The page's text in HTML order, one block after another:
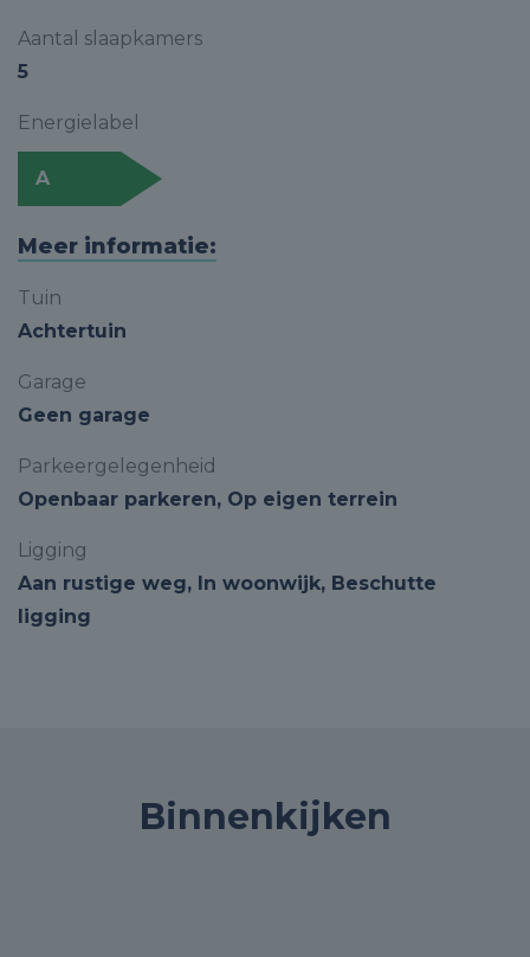
Aantal slaapkamers
5
Energielabel
A
Meer informatie:
Tuin
Achtertuin
Garage
Geen garage
Parkeergelegenheid
Openbaar parkeren, Op eigen terrein
Ligging
Aan rustige weg, In woonwijk, Beschutte
ligging
Binnenkijken